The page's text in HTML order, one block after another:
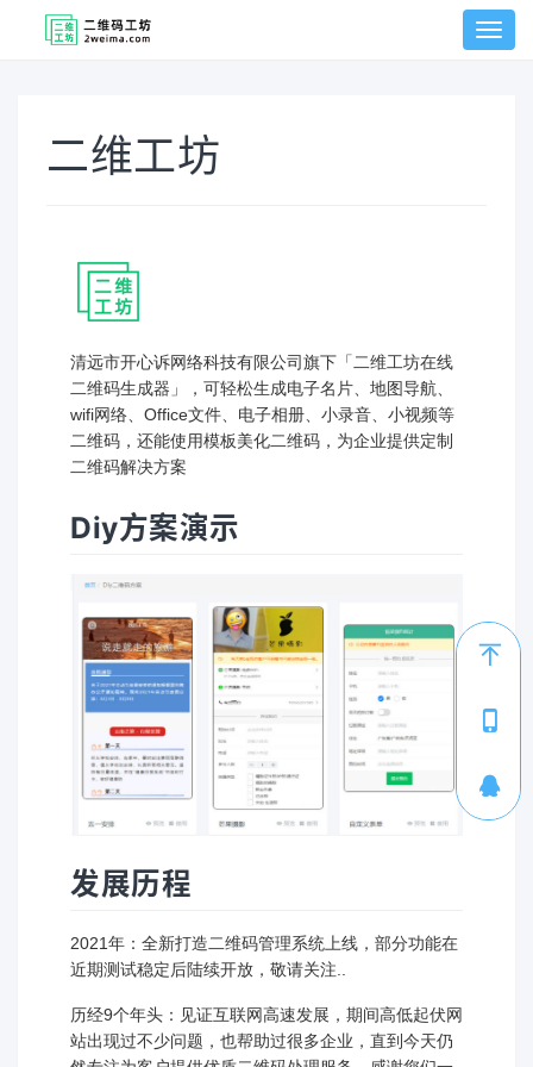
切
二维工坊
清远市开心诉网络科技有限公司旗下「二维工坊在线
二维码生成器」，可轻松生成电子名片、地图导航、
wifi网络、Office文件、电子相册、小录音、小视频等
二维码，还能使用模板美化二维码，为企业提供定制
二维码解决方案
Diy方案演示
发展历程
2021年：全新打造二维码管理系统上线，部分功能在
近期测试稳定后陆续开放，敬请关注..
历经9个年头：见证互联网高速发展，期间高低起伏网
站出现过不少问题，也帮助过很多企业，直到今天仍